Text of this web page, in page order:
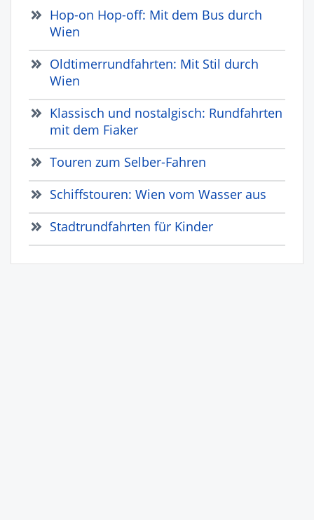
Hop-on Hop-off: Mit dem Bus durch
Wien
Oldtimerrundfahrten: Mit Stil durch
Wien
Klassisch und nostalgisch: Rundfahrten
mit dem Fiaker
Touren zum Selber-Fahren
Schiffstouren: Wien vom Wasser aus
Stadtrundfahrten für Kinder